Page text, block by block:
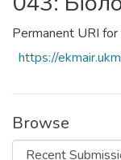
Statistics
Permanent URI
https://
Browse